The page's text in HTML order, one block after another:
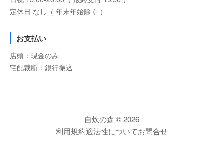
定休日 なし（ 年末年始除く ）
お支払い
店頭：現金のみ
宅配裁断：銀行振込
自炊の森 © 2026
利用規約適法性についてお問合せ